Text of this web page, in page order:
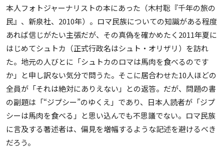
本人フォトジャーナリストの本にあった（木村聡『千年の旅の
民』、新泉社、2010年）。ロマ民族についての知識がある程度
あれば信じがたい主張だが、その真偽を確かめたく2011年夏に
はじめてシュトカ（正式行政名はシュト・オリザリ）を訪れ
た。地元の人びとに「シュトカのロマは馬肉を食べるのです
か」と申し訳ない気分で問うた。そこに居合わせた10人ほどの
全員が「それは絶対にありえない」との返答。だが、問題の書
の副題は「“ジプシー”のゆくえ」であり、日本人読者が「ジプ
シーは馬肉を食べる」と思い込んでも不思議でない。ロマ民族
に言及する著述者は、偏見を増幅するような記述を避けるべき
だろう。